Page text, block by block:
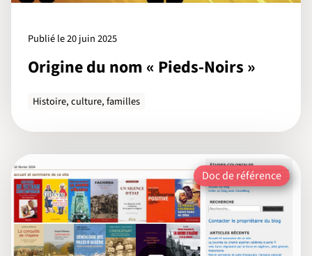
Publié le 20 juin 2025
Origine du nom « Pieds-Noirs »
Histoire, culture, familles
Doc de référence